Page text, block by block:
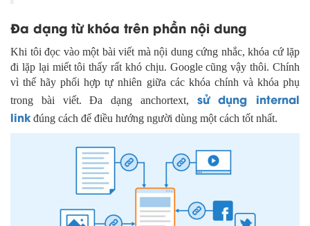
Đa dạng từ khóa trên phần nội dung
Khi tôi đọc vào một bài viết mà nội dung cứng nhắc, khóa cứ lặp
đi lặp lại miết tôi thấy rất khó chịu. Google cũng vậy thôi. Chính
vì thế hãy phối hợp tự nhiên giữa các khóa chính và khóa phụ
trong bài viết. Đa dạng anchortext, sử dụng internal
link đúng cách để điều hướng người dùng một cách tốt nhất.